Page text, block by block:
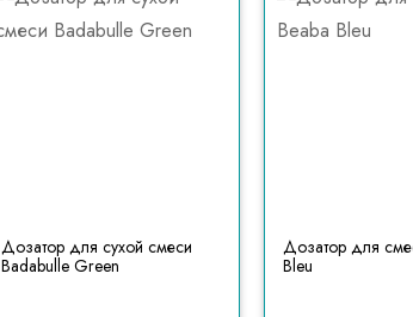
Дозатор для сухой смеси
Badabulle Green
Дозатор для
Bleu